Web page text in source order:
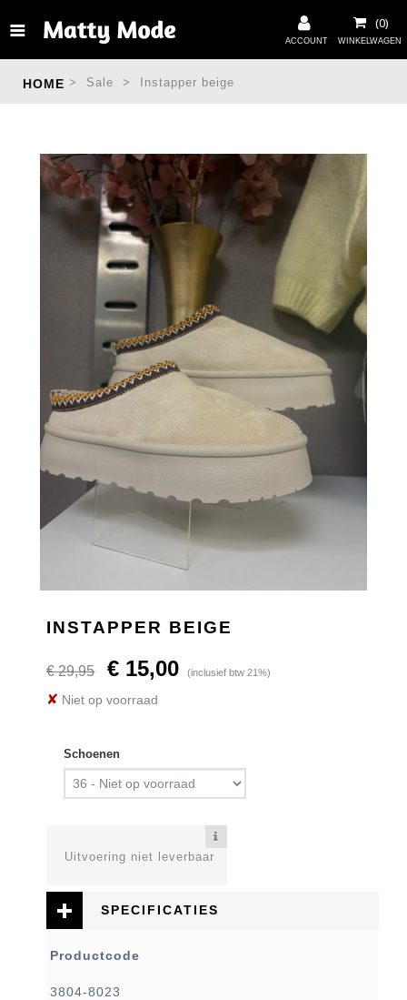
HOME > Sale > Instapper beige
INSTAPPER BEIGE
€ 29,95 € 15,00 (inclusief btw 21%)
✘ Niet op voorraad
Schoenen
Uitvoering niet leverbaar
SPECIFICATIES
Productcode
3804-8023